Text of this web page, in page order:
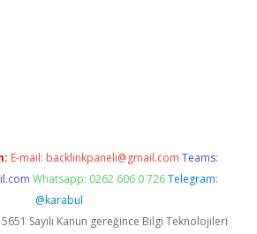
E-mail: backlinkpaneli@gmail.com Teams:
Whatsapp: 0262 606 0 726 Telegram:
@karabul
Sayılı Kanun gereğince Bilgi Teknolojileri